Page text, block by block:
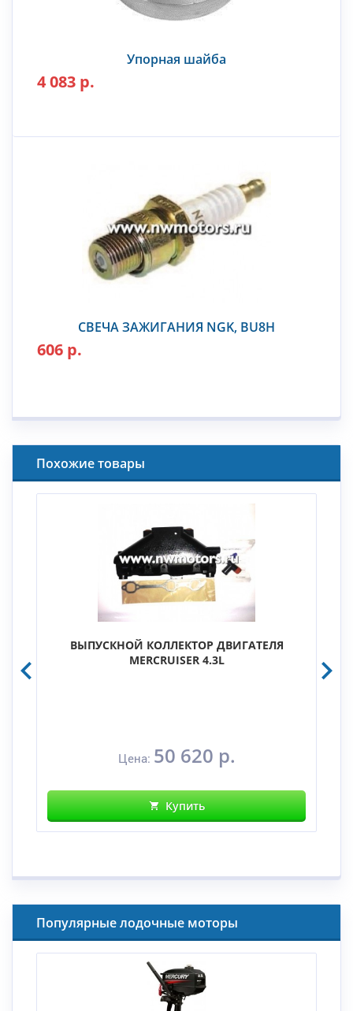
Упорная шайба
4 083 р.
СВЕЧА ЗАЖИГАНИЯ NGK, BU8H
606 р.
Похожие товары
ВЫПУСКНОЙ КОЛЛЕКТОР ДВИГАТЕЛЯ
MERCRUISER 4.3L
Цена: 50 620 р.
Купить
Популярные лодочные моторы